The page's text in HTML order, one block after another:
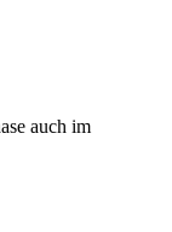
auch im